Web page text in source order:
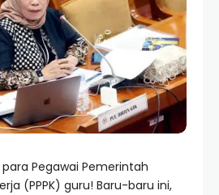
Pegawai Pemerintah
(PPPK) guru! Baru-baru ini,